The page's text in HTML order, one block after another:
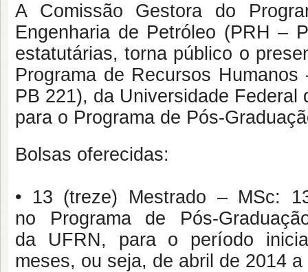
A Comissão Gestora do
Engenharia de Petróleo (PRH –
estatutárias, torna público o
Programa de Recursos
PB 221), da Universidade
para o Programa de Pós-
Bolsas oferecidas:
• 13 (treze) Mestrado – MSc:
no Programa de Pós-
da UFRN, para o período
meses, ou seja, de abril de 2014